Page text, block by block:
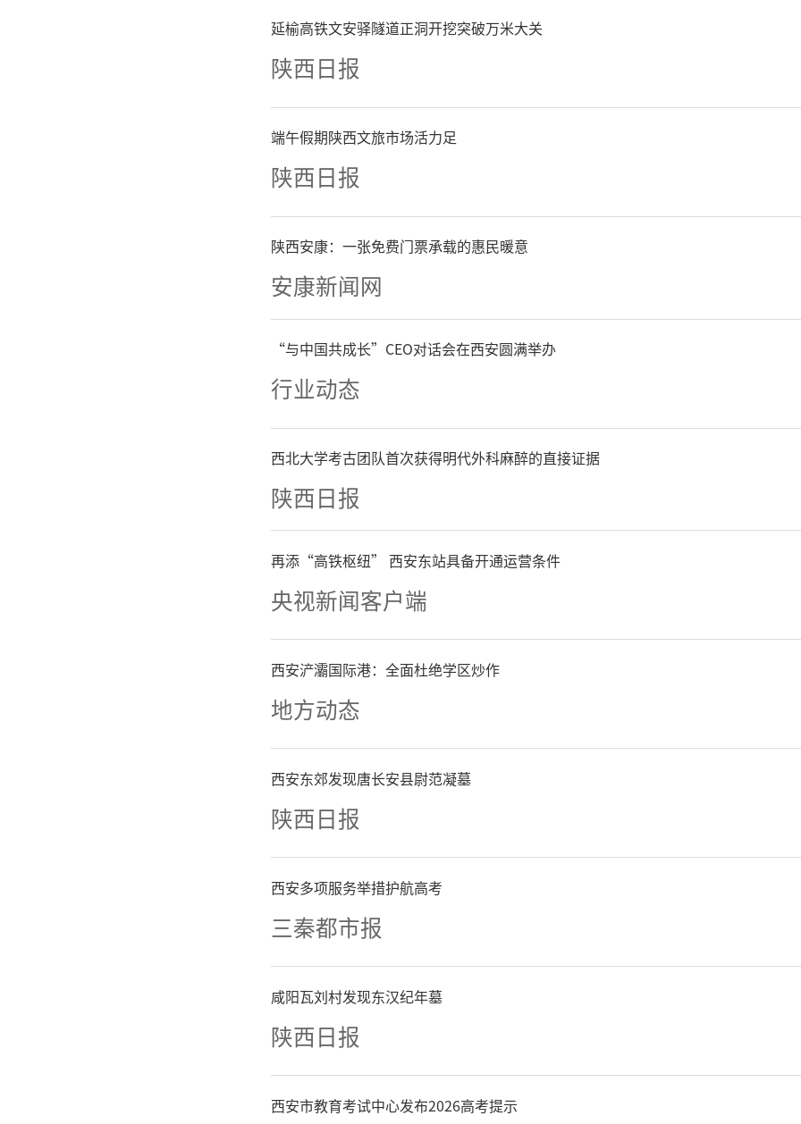
已化身欢乐缤纷的冰雪世界。童话般
林点缀其间，鹿拉雪橇、儿童小海马
冰上项目让人流连忘返；雪地区域设
屋、熊大熊二卡通造型、“1314”
网红打卡点，游客可在此沉浸式感受
除冰雪娱乐外，旅程还融入了深厚的铁
验。旅客在秦岭站宝成铁路主题文化
念，于极具时代特色的景观中追忆这
的宏伟历程。体验过激情与厚重，游客
雪中村落，远眺苍茫山色，体味“窗含
雪”的诗画意境。
此次冰雪旅游专线的开行，是西
化“铁路+文旅”融合、拓展季节性旅
创新举措。通过整合运输资源、地方文
铁路精神文化，为游客提供了安全便捷
富的出行选择。
旅客可在12306APP查询购买“西安
车车票，在这个冬天，拥抱冰雪，
路，珍藏一段属于冬日的美好记忆。
毅伟）
延榆高铁文安驿隧道正洞开挖突破万米大关
陕西日报
端午假期陕西文旅市场活力足
陕西日报
陕西安康：一张免费门票承载的惠民暖意
安康新闻网
“与中国共成长”CEO对话会在西安圆满举办
行业动态
西北大学考古团队首次获得明代外科麻醉的直接证据
陕西日报
再添“高铁枢纽” 西安东站具备开通运营条件
央视新闻客户端
西安浐灞国际港：全面杜绝学区炒作
地方动态
西安东郊发现唐长安县尉范凝墓
陕西日报
西安多项服务举措护航高考
三秦都市报
咸阳瓦刘村发现东汉纪年墓
陕西日报
西安市教育考试中心发布2026高考提示